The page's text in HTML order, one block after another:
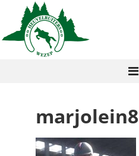
marjolein8